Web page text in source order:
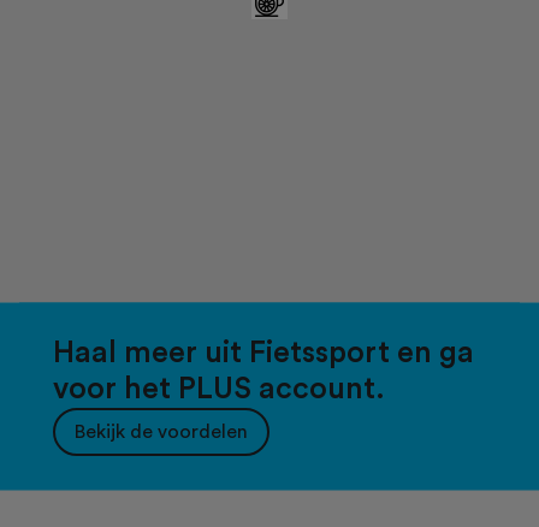
Haal meer uit Fietssport en ga
voor het PLUS account.
Bekijk de voordelen